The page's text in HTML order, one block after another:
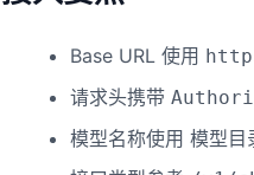
Base URL 使用
请求头携带
模型名称使用 模型目